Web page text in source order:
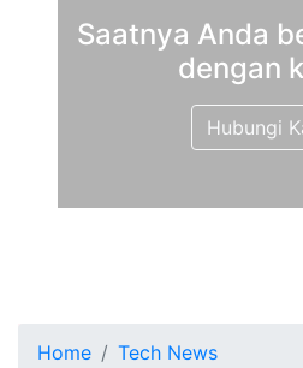
Saatnya Anda
dengan
Hubungi
Home
Tech News